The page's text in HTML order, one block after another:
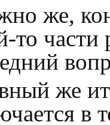
же,
то
же
в